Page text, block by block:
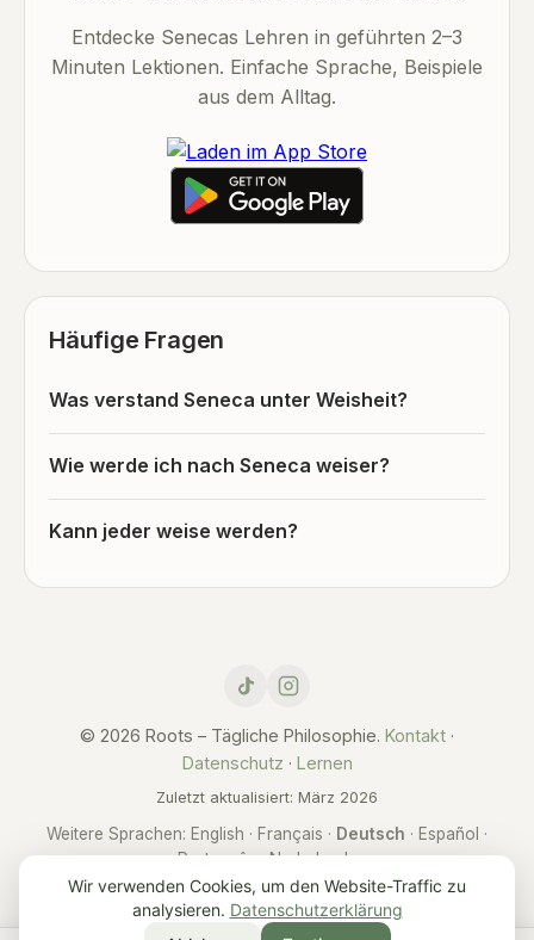
Entdecke Senecas Lehren in geführten 2–3
Minuten Lektionen. Einfache Sprache, Beispiele
aus dem Alltag.
Häufige Fragen
Was verstand Seneca unter Weisheit?
Wie werde ich nach Seneca weiser?
Kann jeder weise werden?
© 2026 Roots – Tägliche Philosophie. Kontakt ·
Datenschutz · Lernen
Zuletzt aktualisiert: März 2026
Weitere Sprachen: English · Français · Deutsch · Español ·
Português·Nederlands
Wir verwenden Cookies, um den Website-Traffic zu
analysieren. Datenschutzerklärung